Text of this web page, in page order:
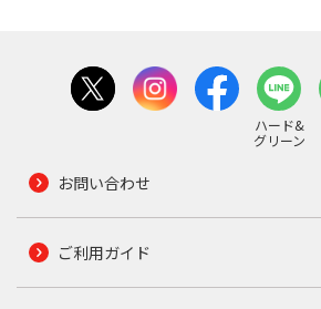
ハード&
グリーン
お問い合わせ
ご利用ガイド